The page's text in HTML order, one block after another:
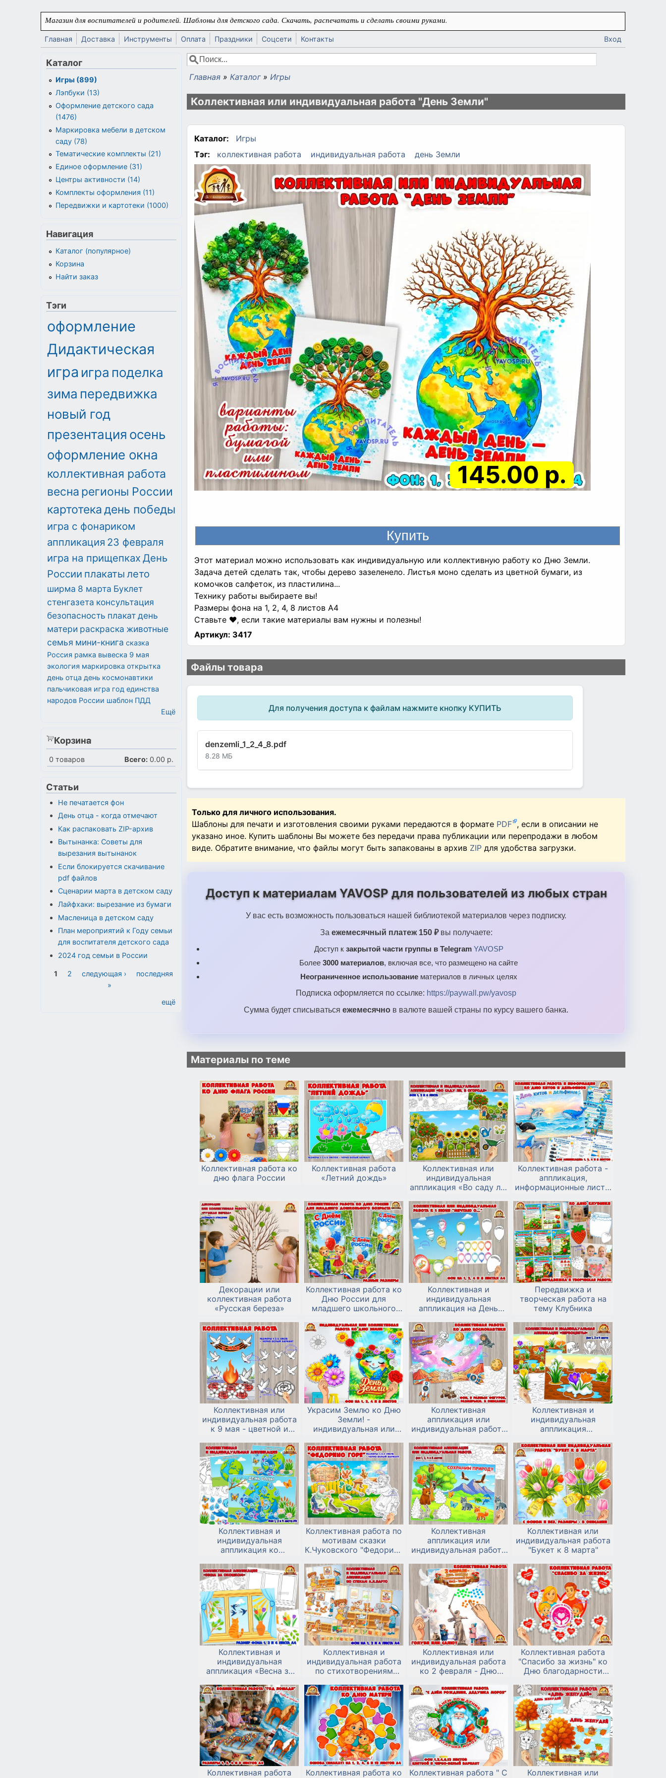
Перейти к основному содержанию
Магазин для воспитателей и родителей. Шаблоны для детского сада. Скачать, распечатать и сделать своими руками.
Главная Доставка Инструменты Оплата Праздники Соцсети Контакты Вход
Форма поиска
Поиск
Вы здесь
Главная » Каталог » Игры
Коллективная или индивидуальная работа "День Земли"
Каталог:
Игры
Тэг:
коллективная работа индивидуальная работа день Земли
145.00 р.
Этот материал можно использовать как индивидуальную или коллективную работу ко Дню Земли.
Задача детей сделать так, чтобы дерево зазеленело. Листья моно сделать из цветной бумаги, из
комочков салфеток, из пластилина...
Технику работы выбираете вы!
Размеры фона на 1, 2, 4, 8 листов А4
Ставьте ❤, если такие материалы вам нужны и полезны!
Артикул: 3417
Файлы товара
Для получения доступа к файлам нажмите кнопку КУПИТЬ
denzemli_1_2_4_8.pdf
8.28 МБ
Только для личного использования.
Шаблоны для печати и изготовления своими руками передаются в формате PDF , если в описании не
указано иное. Купить шаблоны Вы можете без передачи права публикации или перепродажи в любом
виде. Обратите внимание, что файлы могут быть запакованы в архив ZIP для удобства загрузки.
Доступ к материалам YAVOSP для пользователей из любых стран
У вас есть возможность пользоваться нашей библиотекой материалов через подписку.
За ежемесячный платеж 150 ₽вы получаете:
Доступ к закрытой части группы в Telegram YAVOSP
Более 3000 материалов, включая все, что размещено на сайте
Неограниченное использованиематериалов в личных целях
Подписка оформляется по ссылке: https://paywall.pw/yavosp
Сумма будет списываться ежемесячно в валюте вашей страны по курсу вашего банка.
Материалы по теме
Коллективная работа ко
дню флага России
Коллективная работа
«Летний дождь»
Коллективная или
индивидуальная
аппликация «Во саду ли,
Коллективная работа -
аппликация,
информационные листы
рисования ко Дню китов
и дельфинов.
Декорации или
коллективная работа
«Русская береза»
Коллективная работа ко
Дню России для
младшего школьного
Коллективная и
индивидуальная
аппликация на День
о...»
Передвижка и
творческая работа на
тему Клубника
Коллективная или
индивидуальная работа
к 9 мая - цветной и
Украсим Землю ко Дню
Земли! -
индивидуальная или
Коллективная
аппликация или
индивидуальная работа
апреля
Коллективная и
индивидуальная
аппликация
Коллективная и
индивидуальная
аппликация ко
Водных ресурсов — 22
марта
Коллективная работа по
мотивам сказки
К.Чуковского "Федорино
Коллективная
аппликация или
индивидуальная работа
дикой природы или
любому экологическому
празднику
Коллективная или
индивидуальная работа
"Букет к 8 марта"
Коллективная и
индивидуальная
аппликация «Весна за
Коллективная и
индивидуальная работа
по стихотворениям
«Игрушки» к юбилею
поэтессы — 17 февраля.
Коллективная или
индивидуальная работа
ко 2 февраля - Дню
Сталинградской битве.
Коллективная работа
"Спасибо за жизнь" ко
Дню благодарности
Коллективная работа
Коллективная работа ко
Коллективная работа " С
Коллективная или
Каталог
Игры (899)
Лэпбуки (13)
Оформление детского сада
(1476)
Маркировка мебели в детском
саду (78)
Тематические комплекты (21)
Единое оформление (31)
Центры активности (14)
Комплекты оформления (11)
Передвижки и картотеки (1000)
Навигация
Каталог (популярное)
Корзина
Найти заказ
Тэги
оформление
Дидактическая
игра игра поделка
зима передвижка
новый год
презентация осень
оформление окна
коллективная работа
весна регионы России
картотекадень победы
игра с фонариком
аппликация 23 февраля
игра на прищепках День
России плакаты лето
ширма 8 марта Буклет
стенгазета консультация
безопасность плакатдень
матери раскраска животные
семья мини-книга сказка
Россия рамка вывеска 9 мая
экология маркировка открытка
день отца день космонавтики
пальчиковая игра год единства
народов России шаблон ПДД
Ещё
Корзина
0 товаров Всего: 0.00 р.
Статьи
Не печатается фон
День отца - когда отмечают
Как распаковать ZIP-архив
Вытынанка: Советы для
вырезания вытынанок
Если блокируется скачивание
pdf файлов
Сценарии марта в детском саду
Лайфхаки: вырезание из бумаги
Масленица в детском саду
План мероприятий к Году семьи
для воспитателя детского сада
2024 год семьи в России
Страницы
1 2 следующая ›
последняя
»
ещё